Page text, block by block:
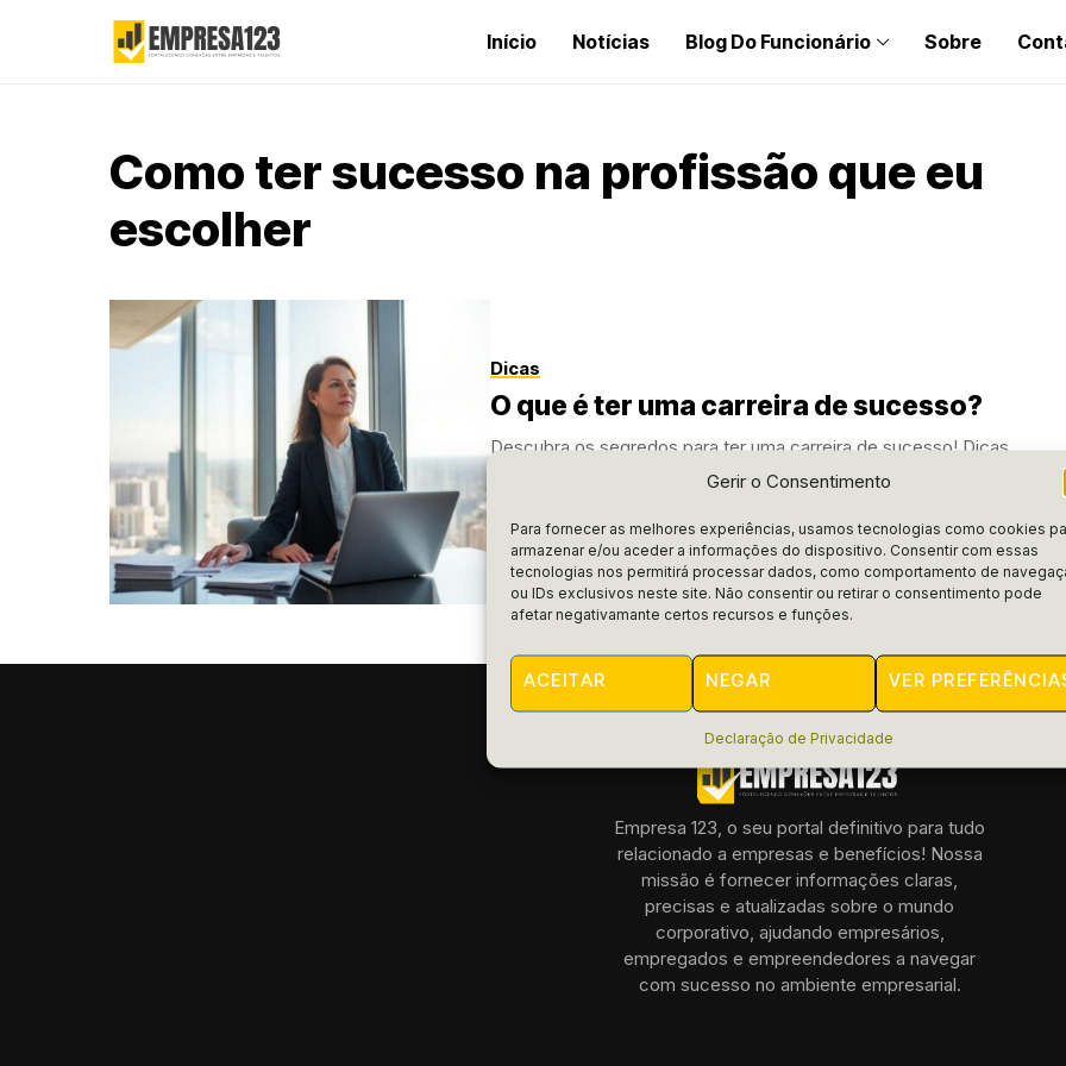
Gerir o Consentimento
Para fornecer as melhores experiências, usamos tecnologias como cookies
armazenar e/ou aceder a informações do dispositivo. Consentir com essas
tecnologias nos permitirá processar dados, como comportamento de
ou IDs exclusivos neste site. Não consentir ou retirar o consentimento pode
afetar negativamante certos recursos e funções.
ACEITAR NEGAR VER
Declaração de Privacidade
Início Notícias Blog Do Funcionário Sobre
Como ter sucesso na profissão que eu
escolher
Dicas
O que é ter uma carreira de sucesso?
Descubra os segredos para ter uma carreira de sucesso! Dicas
valiosas e insights que podem transformar sua vida profissional. Não
POR RAIFRAN MARÇO 4, 2025
Empresa 123, o seu portal definitivo para tudo
relacionado a empresas e benefícios! Nossa
missão é fornecer informações claras,
precisas e atualizadas sobre o mundo
corporativo, ajudando empresários,
empregados e empreendedores a navegar
com sucesso no ambiente empresarial.